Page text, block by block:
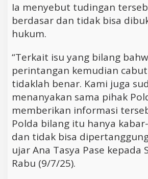
Ia menyebut tudingan
berdasar dan tidak bisa
hukum.
“Terkait isu yang bilang
perintangan kemudian
tidaklah benar. Kami juga
menanyakan sama pihak
memberikan informasi
Polda bilang itu hanya
dan tidak bisa
ujar Ana Tasya Pase kepada
Rabu (9/7/25).